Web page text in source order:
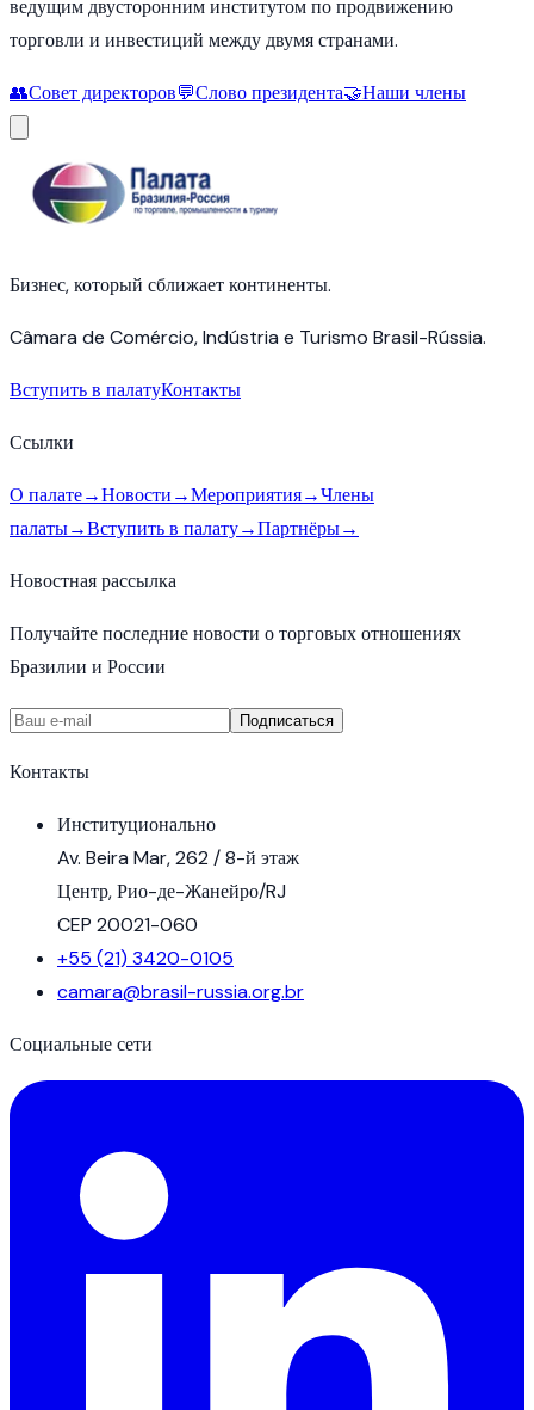
ведущим двусторонним институтом по продвижению
торговли и инвестиций между двумя странами.
👥Совет директоров💬Слово президента🤝Наши члены
Бизнес, который сближает континенты.
Câmara de Comércio, Indústria e Turismo Brasil-Rússia.
Вступить в палатуКонтакты
Ссылки
О палате→Новости→Мероприятия→Члены
палаты→Вступить в палату→Партнёры→
Новостная рассылка
Получайте последние новости о торговых отношениях
Бразилии и России
Подписаться
Контакты
Институционально
Av. Beira Mar, 262 / 8-й этаж
Центр, Рио-де-Жанейро/RJ
CEP 20021-060
+55 (21) 3420-0105
camara@brasil-russia.org.br
Социальные сети